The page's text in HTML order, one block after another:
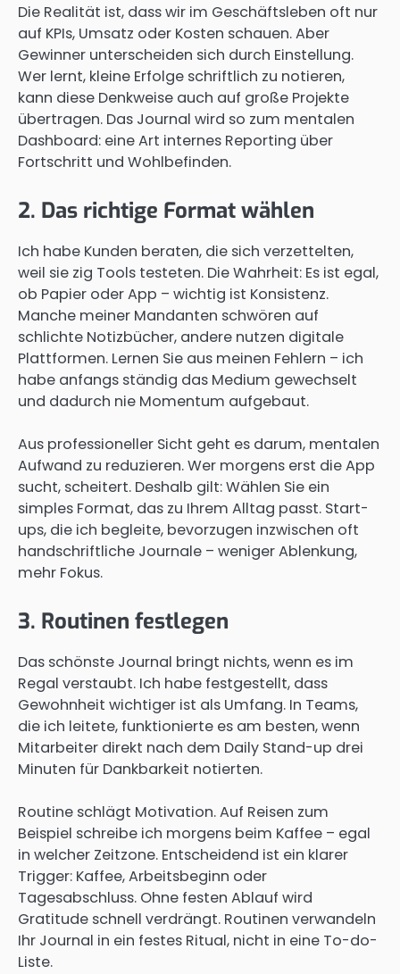
Die Realität ist, dass wir im Geschäftsleben oft nur
auf KPIs, Umsatz oder Kosten schauen. Aber
Gewinner unterscheiden sich durch Einstellung.
Wer lernt, kleine Erfolge schriftlich zu notieren,
kann diese Denkweise auch auf große Projekte
übertragen. Das Journal wird so zum mentalen
Dashboard: eine Art internes Reporting über
Fortschritt und Wohlbefinden.
2. Das richtige Format wählen
Ich habe Kunden beraten, die sich verzettelten,
weil sie zig Tools testeten. Die Wahrheit: Es ist egal,
ob Papier oder App – wichtig ist Konsistenz.
Manche meiner Mandanten schwören auf
schlichte Notizbücher, andere nutzen digitale
Plattformen. Lernen Sie aus meinen Fehlern – ich
habe anfangs ständig das Medium gewechselt
und dadurch nie Momentum aufgebaut.
Aus professioneller Sicht geht es darum, mentalen
Aufwand zu reduzieren. Wer morgens erst die App
sucht, scheitert. Deshalb gilt: Wählen Sie ein
simples Format, das zu Ihrem Alltag passt. Start-
ups, die ich begleite, bevorzugen inzwischen oft
handschriftliche Journale – weniger Ablenkung,
mehr Fokus.
3. Routinen festlegen
Das schönste Journal bringt nichts, wenn es im
Regal verstaubt. Ich habe festgestellt, dass
Gewohnheit wichtiger ist als Umfang. In Teams,
die ich leitete, funktionierte es am besten, wenn
Mitarbeiter direkt nach dem Daily Stand-up drei
Minuten für Dankbarkeit notierten.
Routine schlägt Motivation. Auf Reisen zum
Beispiel schreibe ich morgens beim Kaffee – egal
in welcher Zeitzone. Entscheidend ist ein klarer
Trigger: Kaffee, Arbeitsbeginn oder
Tagesabschluss. Ohne festen Ablauf wird
Gratitude schnell verdrängt. Routinen verwandeln
Ihr Journal in ein festes Ritual, nicht in eine To-do-
Liste.